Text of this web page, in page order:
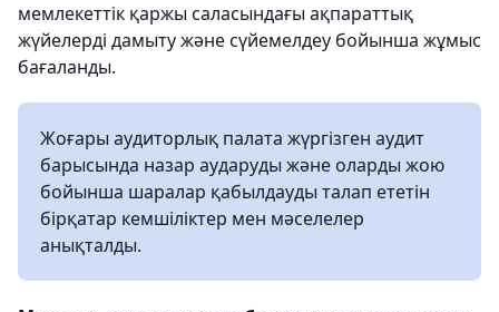
мемлекеттік қаржы саласындағы ақпараттық
жүйелерді дамыту және сүйемелдеу бойынша жұмыс
бағаланды.
Жоғары аудиторлық палата жүргізген аудит
барысында назар аударуды және оларды жою
бойынша шаралар қабылдауды талап ететін
бірқатар кемшіліктер мен мәселелер
анықталды.